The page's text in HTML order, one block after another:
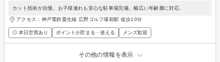
カット技術が自慢。お子様連れも安心な駐車場完備。幅広い年齢層に対応。
アクセス：神戸電鉄粟生線 広野ゴルフ場前駅 徒歩10分
◎ 本日空席あり ポイントが貯まる・使える メンズ歓迎
その他の情報を表示